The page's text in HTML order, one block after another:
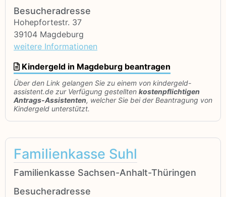
Besucheradresse
Hohepfortestr. 37
39104 Magdeburg
weitere Informationen
Kindergeld in Magdeburg beantragen
Über den Link gelangen Sie zu einem von kindergeld-
assistent.de zur Verfügung gestellten kostenpflichtigen
Antrags-Assistenten, welcher Sie bei der Beantragung von
Kindergeld unterstützt.
Familienkasse Suhl
Familienkasse Sachsen-Anhalt-Thüringen
Besucheradresse